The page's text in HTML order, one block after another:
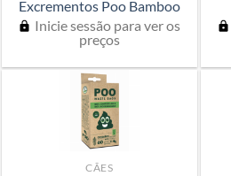
Excrementos Poo Bamboo
Inicie sessão para ver os
preços
CÃES